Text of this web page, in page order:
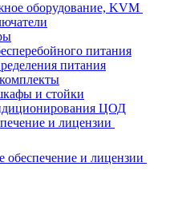
оборудование, KVM
питания
питания
и стойки
ЦОД
и лицензии
обеспечение и лицензии